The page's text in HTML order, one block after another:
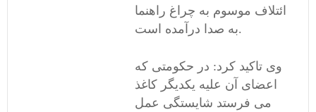
ائتلاف موسوم به چراغ راهنما
به صدا درآمده است.
وی تاکید کرد: در حکومتی که
اعضای آن علیه یکدیگر کاغذ
می فرستد شایستگی عمل